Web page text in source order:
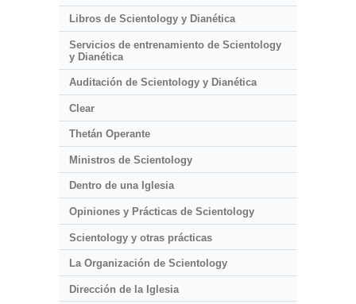
Libros de Scientology y Dianética
Servicios de entrenamiento de Scientology
y Dianética
Auditación de Scientology y Dianética
Clear
Thetán Operante
Ministros de Scientology
Dentro de una Iglesia
Opiniones y Prácticas de Scientology
Scientology y otras prácticas
La Organización de Scientology
Dirección de la Iglesia